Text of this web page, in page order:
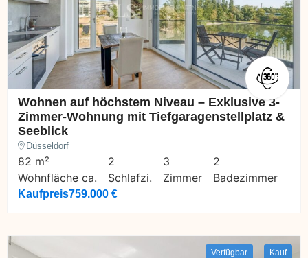
Wohnen auf höchstem Niveau – Exklusive 3-
Zimmer-Wohnung mit Tiefgaragenstellplatz &
Seeblick
Düsseldorf
82 m²
Wohnfläche ca.
2
Schlafzi.
3
Zimmer
2
Badezimmer
Kaufpreis759.000 €
Verfügbar Kauf